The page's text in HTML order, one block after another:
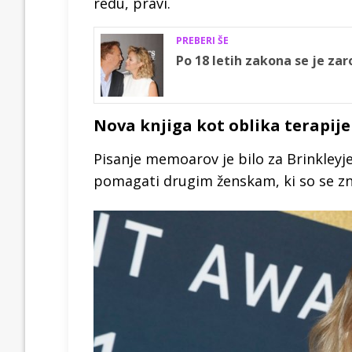
PREBERI ŠE
Po 18 letih zakona se je
Nova knjiga kot oblika terapije
Pisanje memoarov je bilo za
pomagati drugim ženskam, ki so se